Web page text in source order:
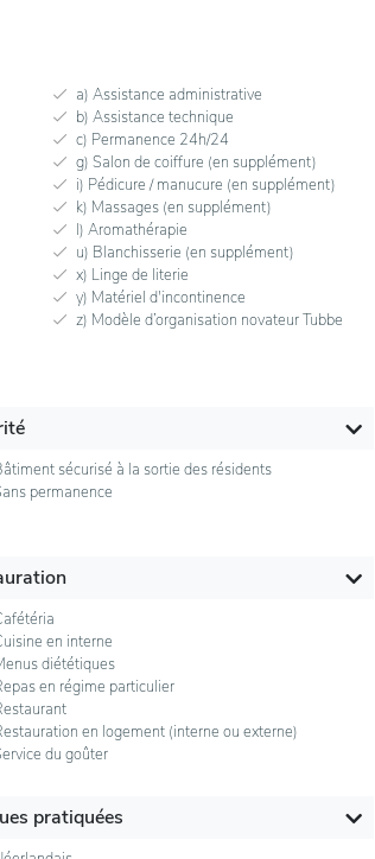
a) Assistance administrative
b) Assistance technique
c) Permanence 24h/24
g) Salon de coiffure (en supplément)
i) Pédicure / manucure (en supplément)
k) Massages (en supplément)
l) Aromathérapie
u) Blanchisserie (en supplément)
x) Linge de literie
y) Matériel d'incontinence
z) Modèle d’organisation novateur Tubbe
sécurisé à la sortie des résidents
permanence
en interne
diététiques
en régime particulier
en logement (interne ou externe)
du goûter
pratiquées